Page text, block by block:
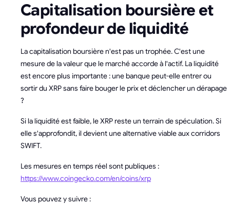
Capitalisation boursière et
profondeur de liquidité
La capitalisation boursière n'est pas un trophée. C'est une
mesure de la valeur que le marché accorde à l'actif. La liquidité
est encore plus importante : une banque peut-elle entrer ou
sortir du XRP sans faire bouger le prix et déclencher un dérapage
?
Si la liquidité est faible, le XRP reste un terrain de spéculation. Si
elle s'approfondit, il devient une alternative viable aux corridors
SWIFT.
Les mesures en temps réel sont publiques :
https://www.coingecko.com/en/coins/xrp
Vous pouvez y suivre :